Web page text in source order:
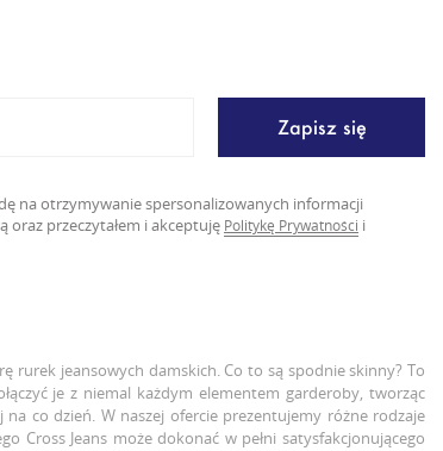
na otrzymywanie spersonalizowanych informacji
oraz przeczytałem i akceptuję Politykę Prywatności i
rurek jeansowych damskich. Co to są spodnie skinny? To
je z niemal każdym elementem garderoby, tworząc
co dzień. W naszej ofercie prezentujemy różne rodzaje
Cross Jeans może dokonać w pełni satysfakcjonującego